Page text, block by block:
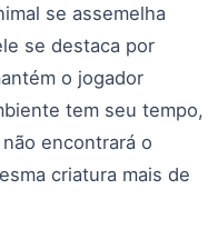
se assemelha
se destaca por
o jogador
tem seu tempo,
encontrará o
criatura mais de